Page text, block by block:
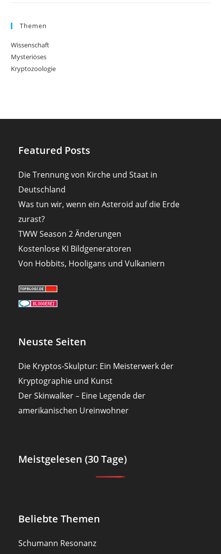
Themen
Wissenschaft
Mysteriöses
Kryptozoologie
Featured Posts
Die Trennung von Kirche und Staat in
Deutschland
Was tun wir, wenn ein Asteroid auf die Erde
zurast?
TWW Season 2 Änderungen
Kostenlose KI Bildgeneratoren
Von Hobbits, Hooligans und Vulkaniern
Neuste Seiten
Die Kryptos-Skulptur: Ein Meisterwerk der
Kryptographie und Kunst
Der Skinwalker – Eine Legende der
amerikanischen Ureinwohner
Meistgelesen (30 Tage)
Beliebte Themen
Schumann Resonanz